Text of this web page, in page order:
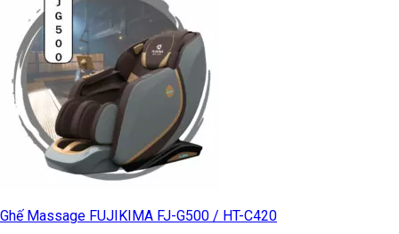
Ghế Massage FUJIKIMA FJ-G500 / HT-C420